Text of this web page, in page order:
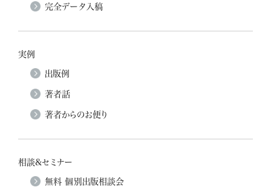
完全データ入稿
実例
出版例
著者話
著者からのお便り
相談&セミナー
無料 個別出版相談会